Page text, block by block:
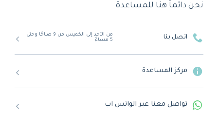
نحن دائماً هنا للمساعدة
اتصل بنا
من الأحد إلى الخميس من 9 صباحًا وحتى
5 مساءً
مركز المساعدة
تواصل معنا عبر الواتس اب